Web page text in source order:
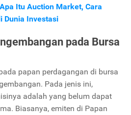
Itu Auction Market, Cara
Dunia Investasi
pada Bursa
papan perdagangan di bursa
Pada jenis ini,
adalah yang belum dapat
Biasanya, emiten di Papan